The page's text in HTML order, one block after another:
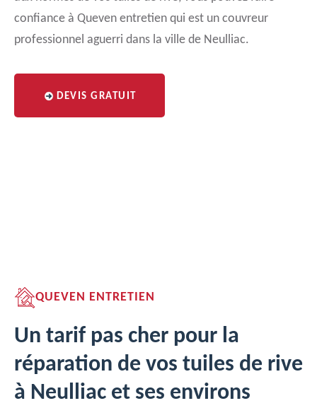
confiance à Queven entretien qui est un couvreur
professionnel aguerri dans la ville de Neulliac.
DEVIS GRATUIT
QUEVEN ENTRETIEN
Un tarif pas cher pour la
réparation de vos tuiles de rive
à Neulliac et ses environs